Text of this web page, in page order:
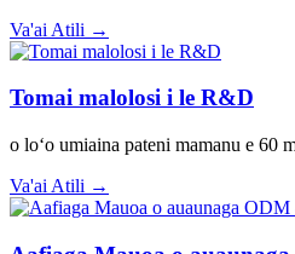
Va'ai Atili →
Tomai malolosi i le R&D
o loʻo umiaina pateni mamanu e 60
Va'ai Atili →